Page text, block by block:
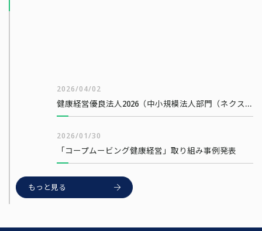
2026/04/02
健康経営優良法人2026（中小規模法人部門（ネクストブライト1000））
2026/01/30
「コープムービング健康経営」取り組み事例発表
もっと見る